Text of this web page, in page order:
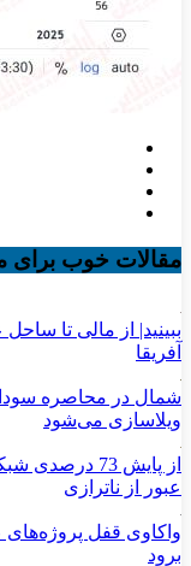
مقالات خوب برای
ببینید| از مالی تا
آفریقا
شمال در محاصره
ویلاسازی می‌شود
از پایش 73
عبور از ناترازی
واکاوی قفل پروژه‌های
برود